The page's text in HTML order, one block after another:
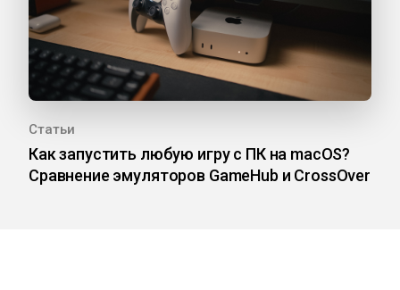
Статьи
Как запустить любую игру с ПК на macOS?
Сравнение эмуляторов GameHub и CrossOver